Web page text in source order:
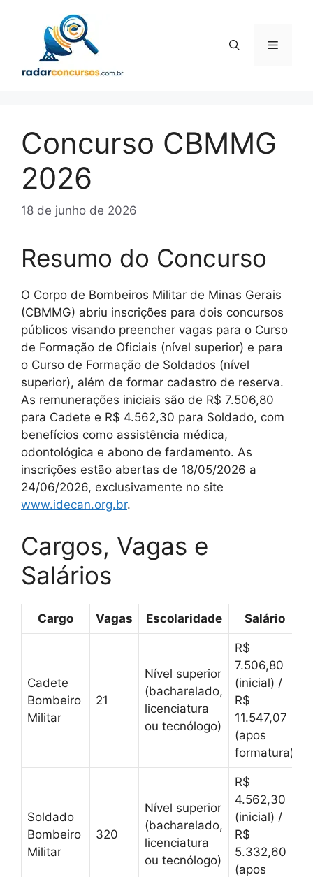
conteúdo
Menu
Concurso CBMMG
2026
18 de junho de 2026
Resumo do Concurso
O Corpo de Bombeiros Militar de Minas Gerais
(CBMMG) abriu inscrições para dois concursos
públicos visando preencher vagas para o Curso
de Formação de Oficiais (nível superior) e para
o Curso de Formação de Soldados (nível
superior), além de formar cadastro de reserva.
As remunerações iniciais são de R$ 7.506,80
para Cadete e R$ 4.562,30 para Soldado, com
benefícios como assistência médica,
odontológica e abono de fardamento. As
inscrições estão abertas de 18/05/2026 a
24/06/2026, exclusivamente no site
www.idecan.org.br.
Cargos, Vagas e
Salários
Cargo Vagas Escolaridade Salário
Cadete
Bombeiro
Militar
21
Nível superior
(bacharelado,
licenciatura
ou tecnólogo)
R$
7.506,80
(inicial) /
R$
11.547,07
(apos
formatura)
Soldado
Bombeiro
Militar
320
Nível superior
(bacharelado,
licenciatura
ou tecnólogo)
R$
4.562,30
(inicial) /
R$
5.332,60
(apos